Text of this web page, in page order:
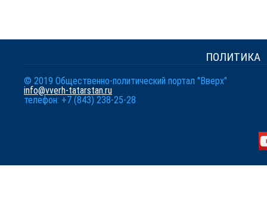
ПОЛИТИКА
© 2019 Общественно-политический портал "Вверх"
info@vverh-tatarstan.ru
телефон: +7 (843) 238-25-28